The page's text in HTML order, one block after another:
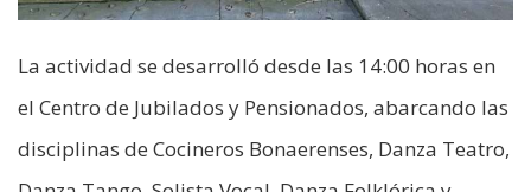
La actividad se desarrolló desde las 14:00 horas en
el Centro de Jubilados y Pensionados, abarcando las
disciplinas de Cocineros Bonaerenses, Danza Teatro,